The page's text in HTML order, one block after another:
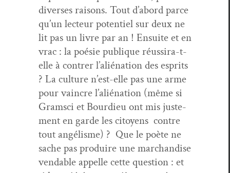
divers­es raisons. Tout d’abord parce
qu’un lecteur poten­tiel sur deux ne
lit pas un livre par an ! Ensuite et en
vrac : la poésie publique réus­sira-t-
elle à con­tr­er l’al­ié­na­tion des esprits
? La cul­ture n’est-elle pas une arme
pour vain­cre l’al­ié­na­tion (même si
Gram­sci et Bour­dieu ont mis juste­
ment en garde les citoyens con­tre
tout angélisme) ? Que le poète ne
sache pas pro­duire une marchan­dise
vend­able appelle cette ques­tion : et